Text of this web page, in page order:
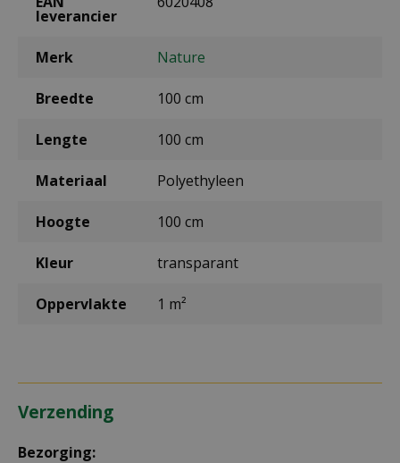
leverancier
Merk Nature
Breedte 100 cm
Lengte 100 cm
Materiaal Polyethyleen
Hoogte 100 cm
Kleur transparant
Oppervlakte 1 m²
Verzending
Bezorging: